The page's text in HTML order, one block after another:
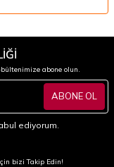
abone olun.
ABONE OL
ediyorum.
bizi Takip Edin!